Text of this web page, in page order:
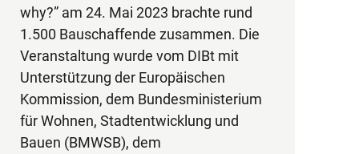
why?” am 24. Mai 2023 brachte rund
1.500 Bauschaffende zusammen. Die
Veranstaltung wurde vom DIBt mit
Unterstützung der Europäischen
Kommission, dem Bundesministerium
für Wohnen, Stadtentwicklung und
Bauen (BMWSB), dem